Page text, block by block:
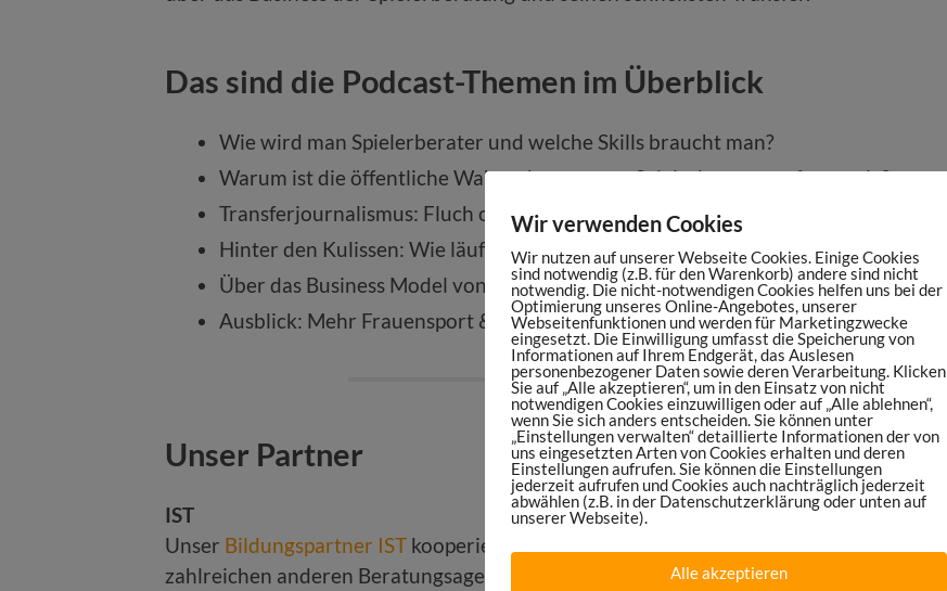
Das sind die Podcast-Themen im Überblick
Wie wird man Spielerberater und welche Skills braucht man?
Warum ist die öffentliche Wahrnehmung von Spielerberatern oft negativ?
Transferjournalismus: Fluch oder Segen?
Hinter den Kulissen: Wie läuft ein Transfer ab?
Über das Business Model von ROOF
Ausblick: Mehr Frauensport & mehr Technologien
Unser Partner
IST
Unser Bildungspartner IST kooperiert nicht nur mit ROOF, sondern mit
zahlreichen anderen Beratungsagenturen und Clubs, um die Spieler und
Wir verwenden Cookies
Wir nutzen auf unserer Webseite Cookies. Einige Cookies
sind notwendig (z.B. für den Warenkorb) andere sind nicht
notwendig. Die nicht-notwendigen Cookies helfen uns bei der
Optimierung unseres Online-Angebotes, unserer
Webseitenfunktionen und werden für Marketingzwecke
eingesetzt. Die Einwilligung umfasst die Speicherung von
Informationen auf Ihrem Endgerät, das Auslesen
personenbezogener Daten sowie deren Verarbeitung. Klicken
Sie auf „Alle akzeptieren“, um in den Einsatz von nicht
notwendigen Cookies einzuwilligen oder auf „Alle ablehnen“,
wenn Sie sich anders entscheiden. Sie können unter
„Einstellungen verwalten“ detaillierte Informationen der von
uns eingesetzten Arten von Cookies erhalten und deren
Einstellungen aufrufen. Sie können die Einstellungen
jederzeit aufrufen und Cookies auch nachträglich jederzeit
abwählen (z.B. in der Datenschutzerklärung oder unten auf
unserer Webseite).
Alle akzeptieren